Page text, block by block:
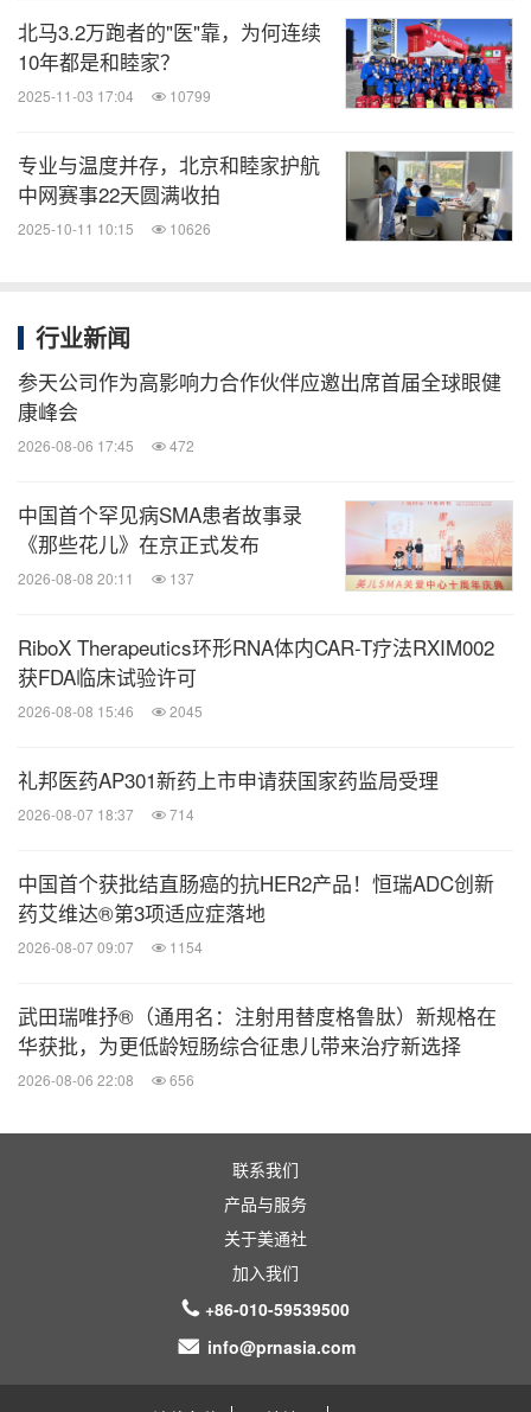
生、护士、药师、检测人员、安保等相关团队可在5
分钟内就位，保障患者能得到及时高效的救治。
北京区儿科主任、北京和睦家京北妇儿医院首席医疗
官杨明讲述到，曾经有一名患儿因流感病毒感染引发
坏死性脑病、脑水肿和中枢性呼吸衰竭，在儿童重
从决定治疗方案到实施救治的过程科学且高效，患儿
最终被成功救治，且预后良好。未来，北京和睦家将
持续推动多学科协作及医护人才梯队建设，促进医疗
服务水平的提升。
席医疗官杨明
行业启示：构建 "医防融合"的儿童呼吸健康网络
本届论坛吸引包括广西、新疆等在内的全国范围内的
医护人员参加，线上更达到超6万人次的观看与学
杨明主任还表示，北京和睦家一直以来注重学术进展
的共享，多年来持续通过学术论坛和远程医疗平台，
加强地区医疗机构之间的临床与学术交流，同时向一
些偏远地区医疗机构输出行业前沿的治疗理念和临床
北马3.2万跑者的"医"靠，为何连续
10年都是和睦家？
2025-11-03 17:04 10799
专业与温度并存，北京和睦家护航
中网赛事22天圆满收拍
2025-10-11 10:15 10626
行业新闻
参天公司作为高影响力合作伙伴应邀出席首届全球眼健
康峰会
2026-08-06 17:45 472
中国首个罕见病SMA患者故事录
《那些花儿》在京正式发布
2026-08-08 20:11 137
RiboX Therapeutics环形RNA体内CAR-T疗法RXIM002
获FDA临床试验许可
2026-08-08 15:46 2045
礼邦医药AP301新药上市申请获国家药监局受理
2026-08-07 18:37 714
中国首个获批结直肠癌的抗HER2产品！恒瑞ADC创新
药艾维达®第3项适应症落地
2026-08-07 09:07 1154
武田瑞唯抒®（通用名：注射用替度格鲁肽）新规格在
华获批，为更低龄短肠综合征患儿带来治疗新选择
2026-08-06 22:08 656
联系我们
产品与服务
关于美通社
加入我们
+86-010-59539500
info@prnasia.com